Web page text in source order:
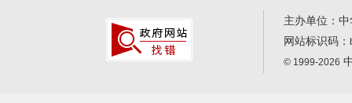
主办单位：
网站标识码：
© 1999-2026